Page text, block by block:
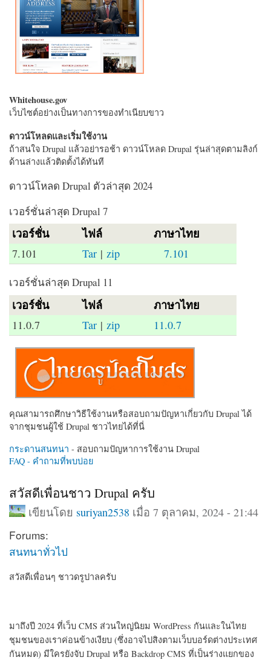
Whitehouse.gov
เว็บไซต์อย่างเป็นทางการของทำเนียบขาว
ดาวน์โหลดและเริ่มใช้งาน
ถ้าสนใจ Drupal แล้วอย่ารอช้า ดาวน์โหลด Drupal รุ่นล่าสุดตามลิงก์
ด้านล่างแล้วติดตั้งได้ทันที
ดาวน์โหลด Drupal ตัวล่าสุด 2024
เวอร์ชั่นล่าสุด Drupal 7
เวอร์ชั่น ไฟล์ ภาษาไทย
7.101 Tar |zip 7.101
เวอร์ชั่นล่าสุด Drupal 11
เวอร์ชั่น ไฟล์ ภาษาไทย
11.0.7 Tar | zip 11.0.7
คุณสามารถศึกษาวิธีใช้งานหรือสอบถามปัญหาเกี่ยวกับ Drupal ได้
จากชุมชนผู้ใช้ Drupal ชาวไทยได้ที่นี่
กระดานสนทนา - สอบถามปัญหาการใช้งาน Drupal
FAQ - คำถามที่พบบ่อย
สวัสดีเพื่อนชาว Drupal ครับ
เขียนโดย suriyan2538 เมื่อ 7 ตุลาคม, 2024 - 21:44
Forums:
สนทนาทั่วไป
สวัสดีเพื่อนๆ ชาวดรูปาลครับ
มาถึงปี 2024 ที่เว็บ CMS ส่วนใหญ่นิยม WordPress กันและในไทย
ชุมชนของเราค่อนข้างเงียบ (ซึ่งอาจไปสิงตามเว็บบอร์ดต่างประเทศ
กันหมด) มีใครยังจับ Drupal หรือ Backdrop CMS ที่เป็นร่างแยกของ